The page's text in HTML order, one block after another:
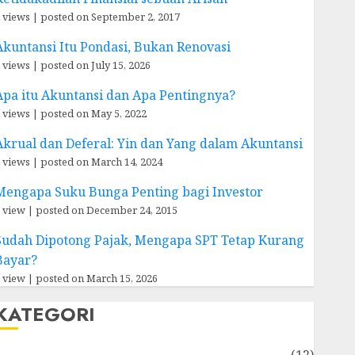
views | posted on September 2, 2017
Itu Pondasi, Bukan Renovasi
views | posted on July 15, 2026
itu Akuntansi dan Apa Pentingnya?
views | posted on May 5, 2022
dan Deferal: Yin dan Yang dalam Akuntansi
views | posted on March 14, 2024
Suku Bunga Penting bagi Investor
view| posted on December 24, 2015
Dipotong Pajak, Mengapa SPT Tetap Kurang
view| posted on March 15, 2026